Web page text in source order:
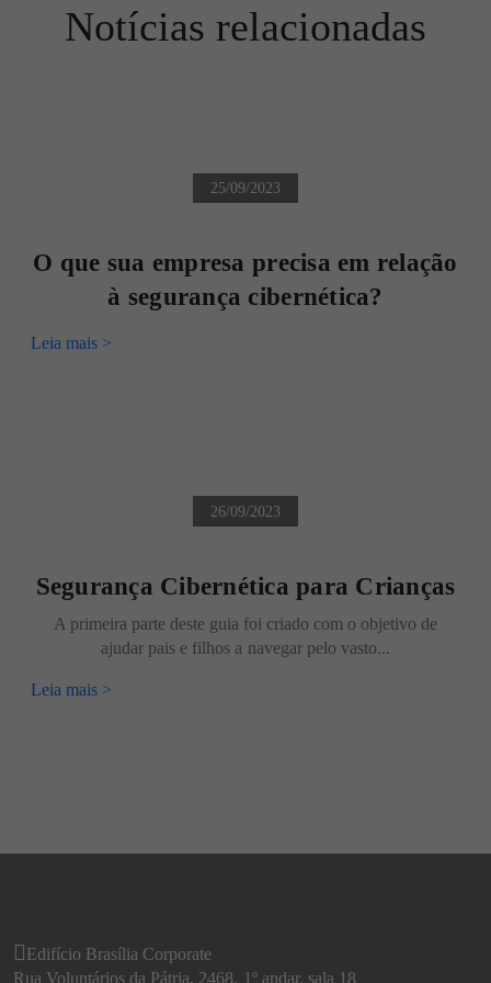
Notícias relacionadas
25/09/2023
O que sua empresa precisa em relação
à segurança cibernética?
Leia mais >
26/09/2023
Segurança Cibernética para Crianças
A primeira parte deste guia foi criado com o objetivo de
ajudar pais e filhos a navegar pelo vasto...
Leia mais >
Edifício Brasília Corporate
Rua Voluntários da Pátria, 2468, 1º andar, sala 18